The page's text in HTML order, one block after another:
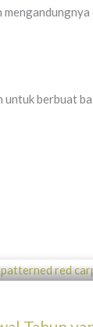
berbuat